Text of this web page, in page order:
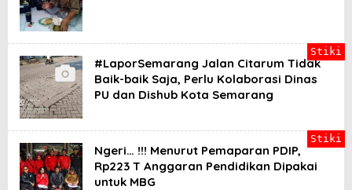
#LaporSemarang Jalan Citarum Tidak
Baik-baik Saja, Perlu Kolaborasi Dinas
PU dan Dishub Kota Semarang
Stiki
Ngeri… !!! Menurut Pemaparan PDIP,
Rp223 T Anggaran Pendidikan Dipakai
untuk MBG
Stiki